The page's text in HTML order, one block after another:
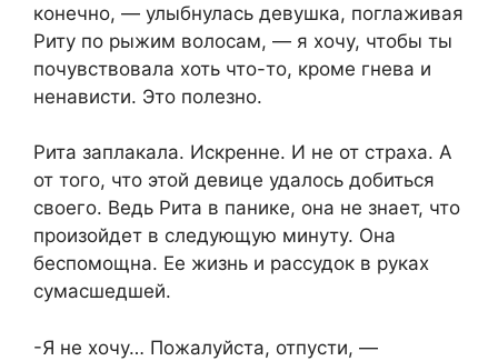
конечно, — улыбнулась девушка, поглаживая
Риту по рыжим волосам, — я хочу, чтобы ты
почувствовала хоть что-то, кроме гнева и
нeнависти. Это полезно.
Рита заплакала. Искренне. И не от страха. А
от того, что этой девице удалось добиться
своего. Ведь Рита в панике, она не знает, что
произойдет в следующую минуту. Она
беспомощна. Ее жизнь и рассудок в руках
сумасшедшей.
-Я не хочу… Пожалуйста, отпусти, —